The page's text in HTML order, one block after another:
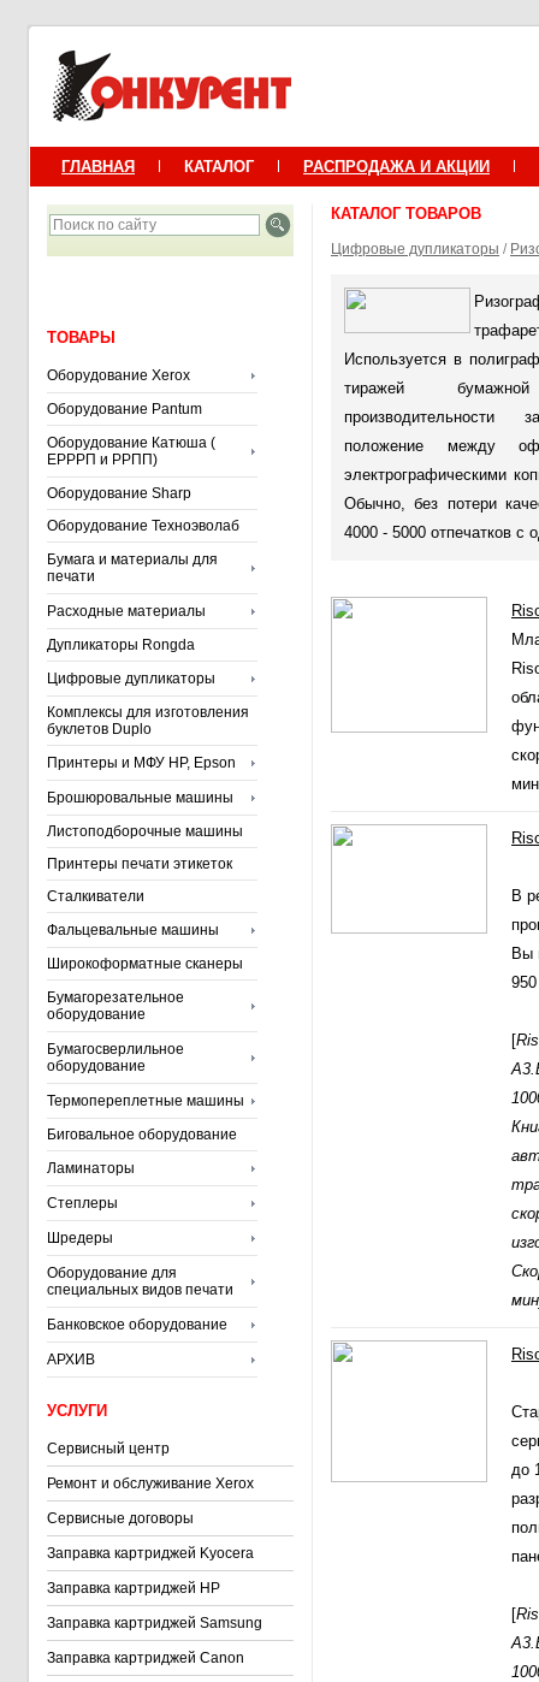
ГЛАВНАЯ КАТАЛОГ РАСПРОДАЖА И АКЦИИ
ТОВАРЫ
Оборудование Xerox
Оборудование Pantum
Оборудование Катюша (
ЕРРРП и РРПП)
Оборудование Sharp
Оборудование Техноэволаб
Бумага и материалы для
печати
Расходные материалы
Дупликаторы Rongda
Цифровые дупликаторы
Комплексы для изготовления
буклетов Duplo
Принтеры и МФУ HP, Epson
Брошюровальные машины
Листоподборочные машины
Принтеры печати этикеток
Сталкиватели
Фальцевальные машины
Широкоформатные сканеры
Бумагорезательное
оборудование
Бумагосверлильное
оборудование
Термопереплетные машины
Биговальное оборудование
Ламинаторы
Степлеры
Шредеры
Оборудование для
специальных видов печати
Банковское оборудование
АРХИВ
УСЛУГИ
Сервисный центр
Ремонт и обслуживание Xerox
Сервисные договоры
Заправка картриджей Kyocera
Заправка картриджей HP
Заправка картриджей Samsung
Заправка картриджей Canon
КАТАЛОГ ТОВАРОВ
Цифровые дупликаторы /
Используется в
тиражей
производительности
положение между
электрографическими
Обычно, без потери
4000 - 5000 отпечатков с
В
Вы
[
до
[